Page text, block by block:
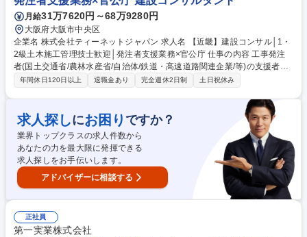
雇用派遣
月給31万7620円～68万9280円
大阪府大阪市中央区
企業名 株式会社ティーネットジャパン 求人名 【近畿】建設コンサル│1・
2級土木施工管理技士歓迎│発注者支援業務×官公庁 仕事の内容 工事発注
者(国土交通省/農林水産省/自治体/鉄道・高速道路関連企業/等)の支援者と
して『発注者側の業務』を行います。発注者側の立場で業務を行うため現
内容】工事監督支援業務（工事請負会社への確認検査、安全指導・工程管
理）技術資料作成業務（施工計画立案の資料作成、成果品チェック・照
合、その他技術的資料の作成）積算技術業務（工事発注、および変更のた
めの官積算（見積もり）） 【業務場所】発注者の事務所がメインとなり、
そこに常駐して仕事をすることになります。また、当社内の営業所内にも
デスクがあります。 募集職種 【近畿】建設コンサル│1・2級土木施工管
理技士歓迎│発注者支援業務×官公庁
年間休日120日以上 退職金あり 完全週休2日制 土日祝休み
求人探しにお困り ですか？
業界トップクラスの求人件数から
あなたの力を最大限に発揮できる
求人探しをお手伝いします。
アドバイザーに相談する
正社員
第一実業株式会社